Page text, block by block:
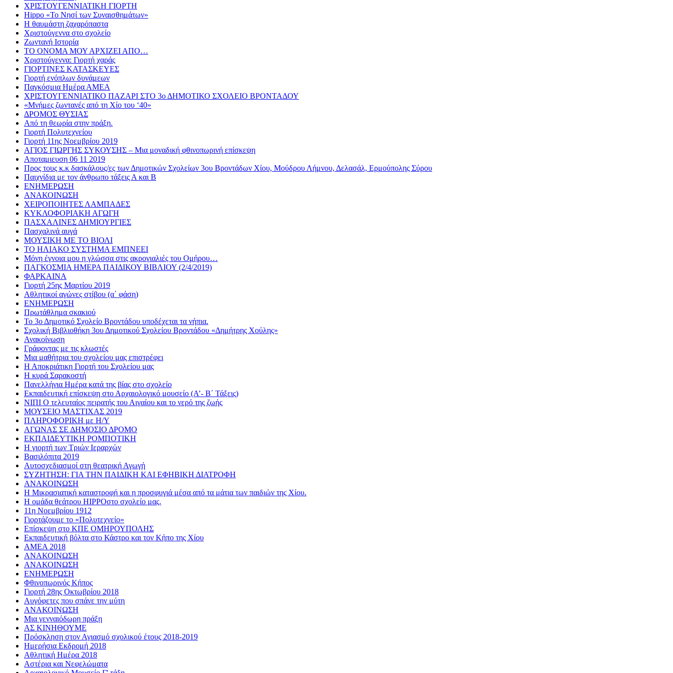
ΧΡΙΣΤΟΥΓΕΝΝΙΑΤΙΚΗ ΓΙΟΡΤΗ
Hippo «Το Νησί των Συναισθημάτων»
Η θαυμάστη ζαχαρόπαστα
Χριστούγεννα στο σχολείο
Ζωντανή Ιστορία
ΤΟ ΟΝΟΜΑ ΜΟΥ ΑΡΧΙΖΕΙ ΑΠΟ…
Χριστούγεννα: Γιορτή χαράς
ΓΙΟΡΤΙΝΕΣ ΚΑΤΑΣΚΕΥΕΣ
Γιορτή ενόπλων δυνάμεων
Παγκόσμια Ημέρα ΑΜΕΑ
ΧΡΙΣΤΟΥΓΕΝΝΙΑΤΙΚΟ ΠΑΖΑΡΙ ΣΤΟ 3ο ΔΗΜΟΤΙΚΟ ΣΧΟΛΕΙΟ ΒΡΟΝΤΑΔΟΥ
«Μνήμες ζωντανές από τη Χίο του ‘40»
ΔΡΟΜΟΣ ΘΥΣΙΑΣ
Από τη θεωρία στην πράξη.
Γιορτή Πολυτεχνείου
Γιορτή 11ης Νοεμβρίου 2019
ΑΓΙΟΣ ΓΙΩΡΓΗΣ ΣΥΚΟΥΣΗΣ – Μια μοναδική φθινοπωρινή επίσκεψη
Αποταμιευση 06 11 2019
Προς τους κ.κ δασκάλους/ες των Δημοτικών Σχολείων 3ου Βροντάδων Χίου, Μούδρου Λήμνου, Δελασάλ, Ερμούπολης Σύρου
Παιχνίδια με τον άνθρωπο τάξεις Α και Β
ΕΝΗΜΕΡΩΣΗ
ΑΝΑΚΟΙΝΩΣΗ
ΧΕΙΡΟΠΟΙΗΤΕΣ ΛΑΜΠΑΔΕΣ
ΚΥΚΛΟΦΟΡΙΑΚΗ ΑΓΩΓΗ
ΠΑΣΧΑΛΙΝΕΣ ΔΗΜΙΟΥΡΓΙΕΣ
Πασχαλινά αυγά
ΜΟΥΣΙΚΗ ΜΕ ΤΟ ΒΙΟΛΙ
ΤΟ ΗΛΙΑΚΟ ΣΥΣΤΗΜΑ ΕΜΠΝΕΕΙ
Μόνη έγνοια μου η γλώσσα στις ακρογιαλιές του Ομήρου…
ΠΑΓΚΟΣΜΙΑ ΗΜΕΡΑ ΠΑΙΔΙΚΟΥ ΒΙΒΛΙΟΥ (2/4/2019)
ΦΑΡΚΑΙΝΑ
Γιορτή 25ης Μαρτίου 2019
Αθλητικoί αγώνες στίβου (α΄ φάση)
ΕΝΗΜΕΡΩΣΗ
Πρωτάθλημα σκακιού
Το 3ο Δημοτικό Σχολείο Βροντάδου υποδέχεται τα νήπια.
Σχολική Βιβλιοθήκη 3ου Δημοτικού Σχολείου Βροντάδου «Δημήτρης Χούλης»
Ανακοίνωση
Γράφοντας με τις κλωστές
Μια μαθήτρια του σχολείου μας επιστρέφει
Η Αποκριάτικη Γιορτή του Σχολείου μας
Η κυρά Σαρακοστή
Πανελλήνια Ημέρα κατά της βίας στο σχολείο
Εκπαιδευτική επίσκεψη στο Αρχαιολογικό μουσείο (Α’- Β΄ Τάξεις)
ΝΙΠΙ Ο τελευταίος πειρατής του Αιγαίου και το νερό της ζωής
ΜΟΥΣΕΙΟ ΜΑΣΤΙΧΑΣ 2019
ΠΛΗΡΟΦΟΡΙΚΗ με Η/Υ
ΑΓΩΝΑΣ ΣΕ ΔΗΜΟΣΙΟ ΔΡΟΜΟ
ΕΚΠΑΙΔΕΥΤΙΚΗ ΡΟΜΠΟΤΙΚΗ
Η γιορτή των Τριών Ιεραρχών
Βασιλόπιτα 2019
Αυτοσχεδιασμοί στη θεατρική Αγωγή
ΣΥΖΗΤΗΣΗ: ΓΙΑ ΤΗΝ ΠΑΙΔΙΚΗ ΚΑΙ ΕΦΗΒΙΚΗ ΔΙΑΤΡΟΦΗ
ΑΝΑΚΟΙΝΩΣΗ
Η Μικρασιατική καταστροφή και η προσφυγιά μέσα από τα μάτια των παιδιών της Χίου.
Η ομάδα θεάτρου HIPPOστο σχολείο μας.
11η Νοεμβρίου 1912
Γιορτάζουμε το «Πολυτεχνείο»
Επίσκεψη στο ΚΠΕ ΟΜΗΡΟΥΠΟΛΗΣ
Εκπαιδευτική βόλτα στο Κάστρο και τον Κήπο της Χίου
AMEA 2018
ΑΝΑΚΟΙΝΩΣΗ
ΑΝΑΚΟΙΝΩΣΗ
ΕΝΗΜΕΡΩΣΗ
Φθινοπωρινός Κήπος
Γιορτή 28ης Οκτωβρίου 2018
Αυγόφετες που σπάνε την μύτη
ΑΝΑΚΟΙΝΩΣΗ
Μια γενναιόδωρη πράξη
ΑΣ ΚΙΝΗΘΟΥΜΕ
Πρόσκληση στον Αγιασμό σχολικού έτους 2018-2019
Ημερήσια Εκδρομή 2018
Αθλητική Ημέρα 2018
Αστέρια και Νεφελώματα